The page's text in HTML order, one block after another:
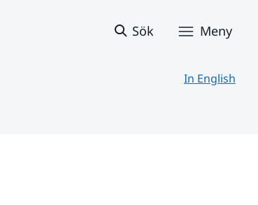
Sök Meny
In English